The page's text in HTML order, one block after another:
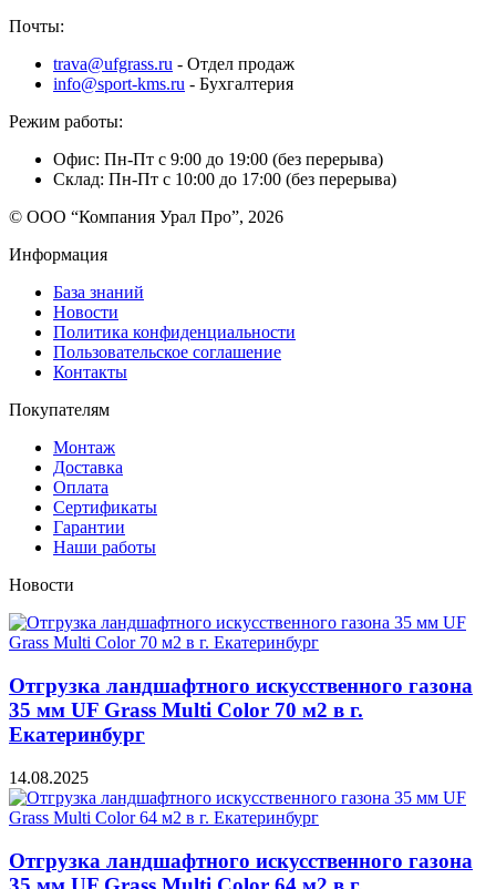
Почты:
trava@ufgrass.ru - Отдел продаж
info@sport-kms.ru - Бухгалтерия
Режим работы:
Офис: Пн-Пт с 9:00 до 19:00 (без перерыва)
Склад: Пн-Пт с 10:00 до 17:00 (без перерыва)
© ООО “Компания Урал Про”, 2026
Информация
База знаний
Новости
Политика конфиденциальности
Пользовательское соглашение
Контакты
Покупателям
Монтаж
Доставка
Оплата
Сертификаты
Гарантии
Наши работы
Новости
Отгрузка ландшафтного искусственного газона
35 мм UF Grass Multi Color 70 м2 в г.
Екатеринбург
14.08.2025
Отгрузка ландшафтного искусственного газона